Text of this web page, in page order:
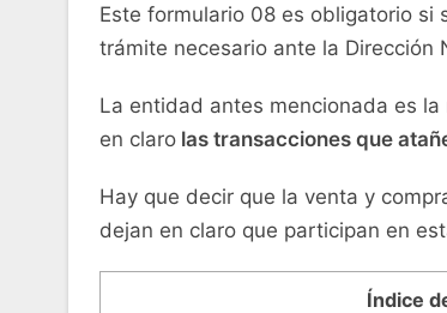
Este formulario 08 es obligatorio si
trámite necesario ante la Dirección
La entidad antes mencionada es
en clarolas transacciones que
Hay que decir que la venta y
dejan en claro que participan en
Índice